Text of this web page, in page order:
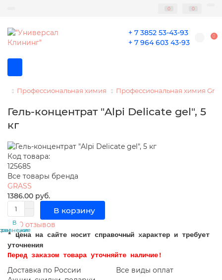
0 0
+ 7 3852 53-43-93
+ 7 964 603 43-93
0
Профессиональная химия Профессиональная химия
Гель-концентрат "Alpi Delicate gel", 5
кг
Код товара:
125685
Все товары бренда
GRASS
1386.00 руб.
В корзину
В
закладки
В 0 отзывов
* Цена на сайте носит справочный характер и требует
уточнения
Перед заказом товара уточняйте наличие!
Доставка по России
Все виды оплат